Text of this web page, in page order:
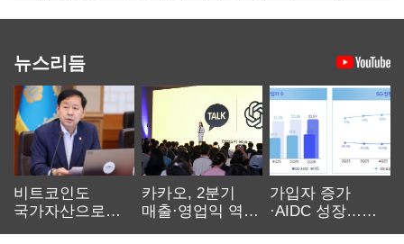
뉴스리듬
비트코인도
국가자산으로…'
카카오, 2분기
매출·영업익 역대
가입자 증가
·AIDC 성장…